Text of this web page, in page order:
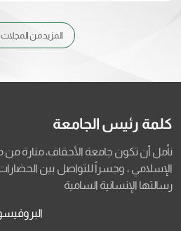
المزيد من المجلات
كلمة رئيس الجامعة
نأمل أن تكون جامعة الأحقاف، منارة من
الإسلامي ، وجسراً للتواصل بين
رسالتها الإنسانية السامية